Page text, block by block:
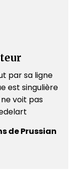
par sa ligne
est singulière
voit pas
de Prussian